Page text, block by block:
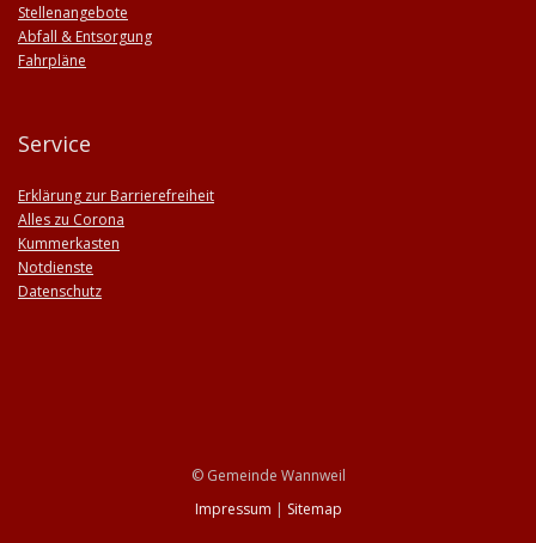
Stellenangebote
Abfall & Entsorgung
Fahrpläne
Service
Erklärung zur Barrierefreiheit
Alles zu Corona
Kummerkasten
Notdienste
Datenschutz
© Gemeinde Wannweil
Impressum | Sitemap